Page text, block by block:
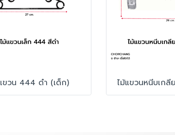
ขวน 444 ดำ (เด็ก) ไม้แขวนหนีบเกลี